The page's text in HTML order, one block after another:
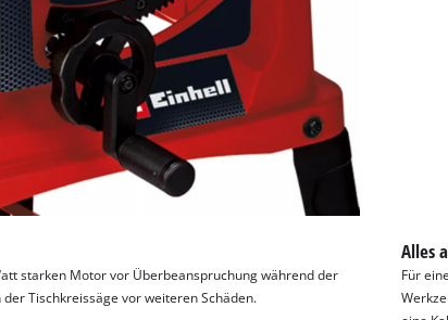
starken Motor vor Überbeanspruchung während der
Tischkreissäge vor weiteren Schäden.
Alles
Für